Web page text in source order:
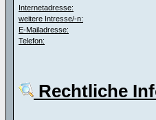
Internetadresse:
weitere Intresse/-n:
E-Mailadresse:
Telefon:
Rechtliche